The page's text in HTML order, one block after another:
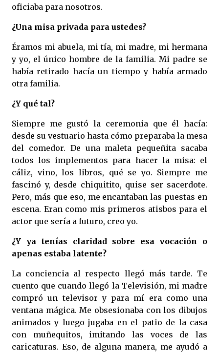
oficiaba para nosotros.
¿Una misa privada para ustedes?
Éramos mi abuela, mi tía, mi madre, mi hermana
y yo, el único hombre de la familia. Mi padre se
había retirado hacía un tiempo y había armado
otra familia.
¿Y qué tal?
Siempre me gustó la ceremonia que él hacía:
desde su vestuario hasta cómo preparaba la mesa
del comedor. De una maleta pequeñita sacaba
todos los implementos para hacer la misa: el
cáliz, vino, los libros, qué se yo. Siempre me
fascinó y, desde chiquitito, quise ser sacerdote.
Pero, más que eso, me encantaban las puestas en
escena. Eran como mis primeros atisbos para el
actor que sería a futuro, creo yo.
¿Y ya tenías claridad sobre esa vocación o
apenas estaba latente?
La conciencia al respecto llegó más tarde. Te
cuento que cuando llegó la Televisión, mi madre
compró un televisor y para mí era como una
ventana mágica. Me obsesionaba con los dibujos
animados y luego jugaba en el patio de la casa
con muñequitos, imitando las voces de las
caricaturas. Eso, de alguna manera, me ayudó a